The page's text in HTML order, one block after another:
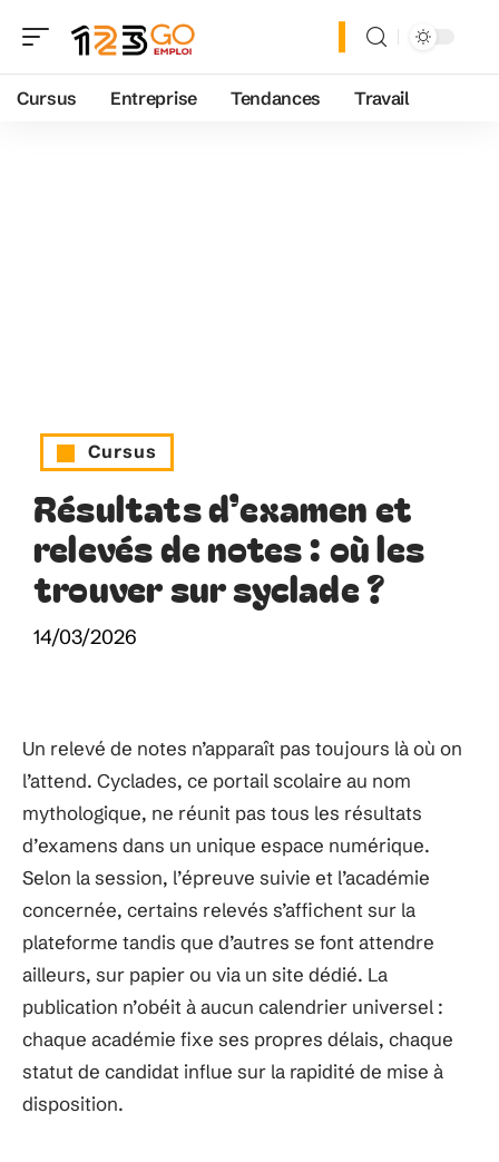
Cursus Entreprise Tendances Travail
Cursus
Résultats d’examen et
relevés de notes : où les
trouver sur syclade ?
14/03/2026
Un relevé de notes n’apparaît pas toujours là où on
l’attend. Cyclades, ce portail scolaire au nom
mythologique, ne réunit pas tous les résultats
d’examens dans un unique espace numérique.
Selon la session, l’épreuve suivie et l’académie
concernée, certains relevés s’affichent sur la
plateforme tandis que d’autres se font attendre
ailleurs, sur papier ou via un site dédié. La
publication n’obéit à aucun calendrier universel :
chaque académie fixe ses propres délais, chaque
statut de candidat influe sur la rapidité de mise à
disposition.